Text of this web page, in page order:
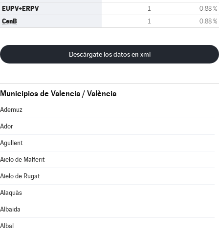
EUPV+ERPV 1 0,88 %
CenB 1 0,88 %
Descárgate los datos en xml
Municipios de Valencia / València
Ademuz
Ador
Agullent
Aielo de Malferit
Aielo de Rugat
Alaquàs
Albaida
Albal